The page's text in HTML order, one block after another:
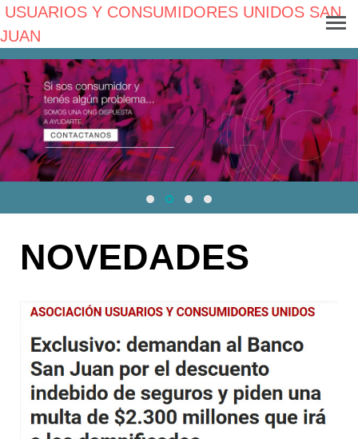
USUARIOS Y CONSUMIDORES UNIDOS SAN
JUAN
NOVEDADES